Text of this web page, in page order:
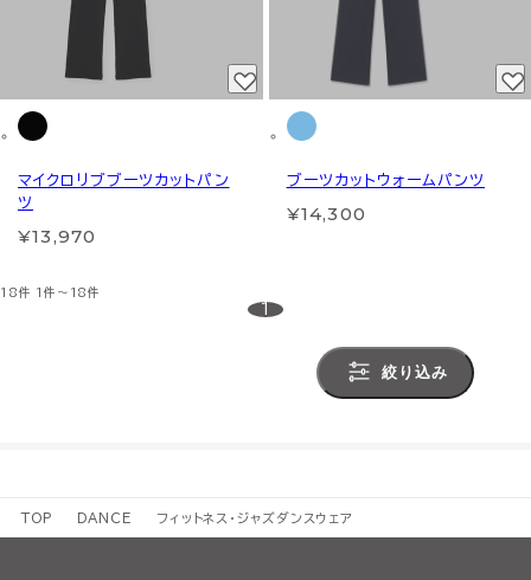
マイクロリブブーツカットパン
ツ
¥13,970
ブーツカットウォームパンツ
¥14,300
18件 1件～18件
1
絞り込み
TOP DANCE フィットネス・ジャズダンスウェア